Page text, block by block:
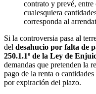
contrato y prevé, entre
cualesquiera
corresponda al
Si la controversia pasa al
del desahucio por falta de
250.1.1º de la Ley de
demandas que pretenden la
pago de la renta o
por expiración del plazo.